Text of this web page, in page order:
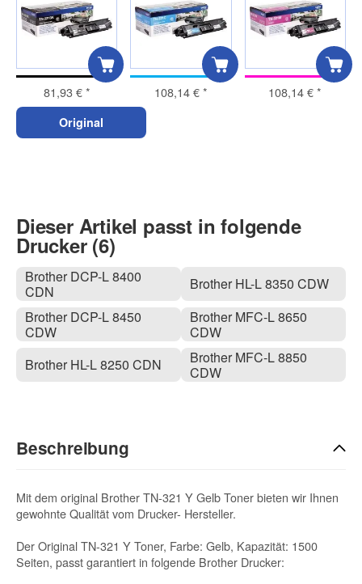
81,93 €* 108,14 €* 108,14 €*
Original
Dieser Artikel passt in folgende
Drucker (6)
Brother DCP-L 8400
CDN
Brother DCP-L 8450
CDW
Brother HL-L 8250 CDN
Brother HL-L 8350 CDW
Brother MFC-L 8650
CDW
Brother MFC-L 8850
CDW
Beschreibung
Mit dem original Brother TN-321 Y Gelb Toner bieten wir Ihnen
gewohnte Qualität vom Drucker- Hersteller.
Der Original TN-321 Y Toner, Farbe: Gelb, Kapazität: 1500
Seiten, passt garantiert in folgende Brother Drucker: